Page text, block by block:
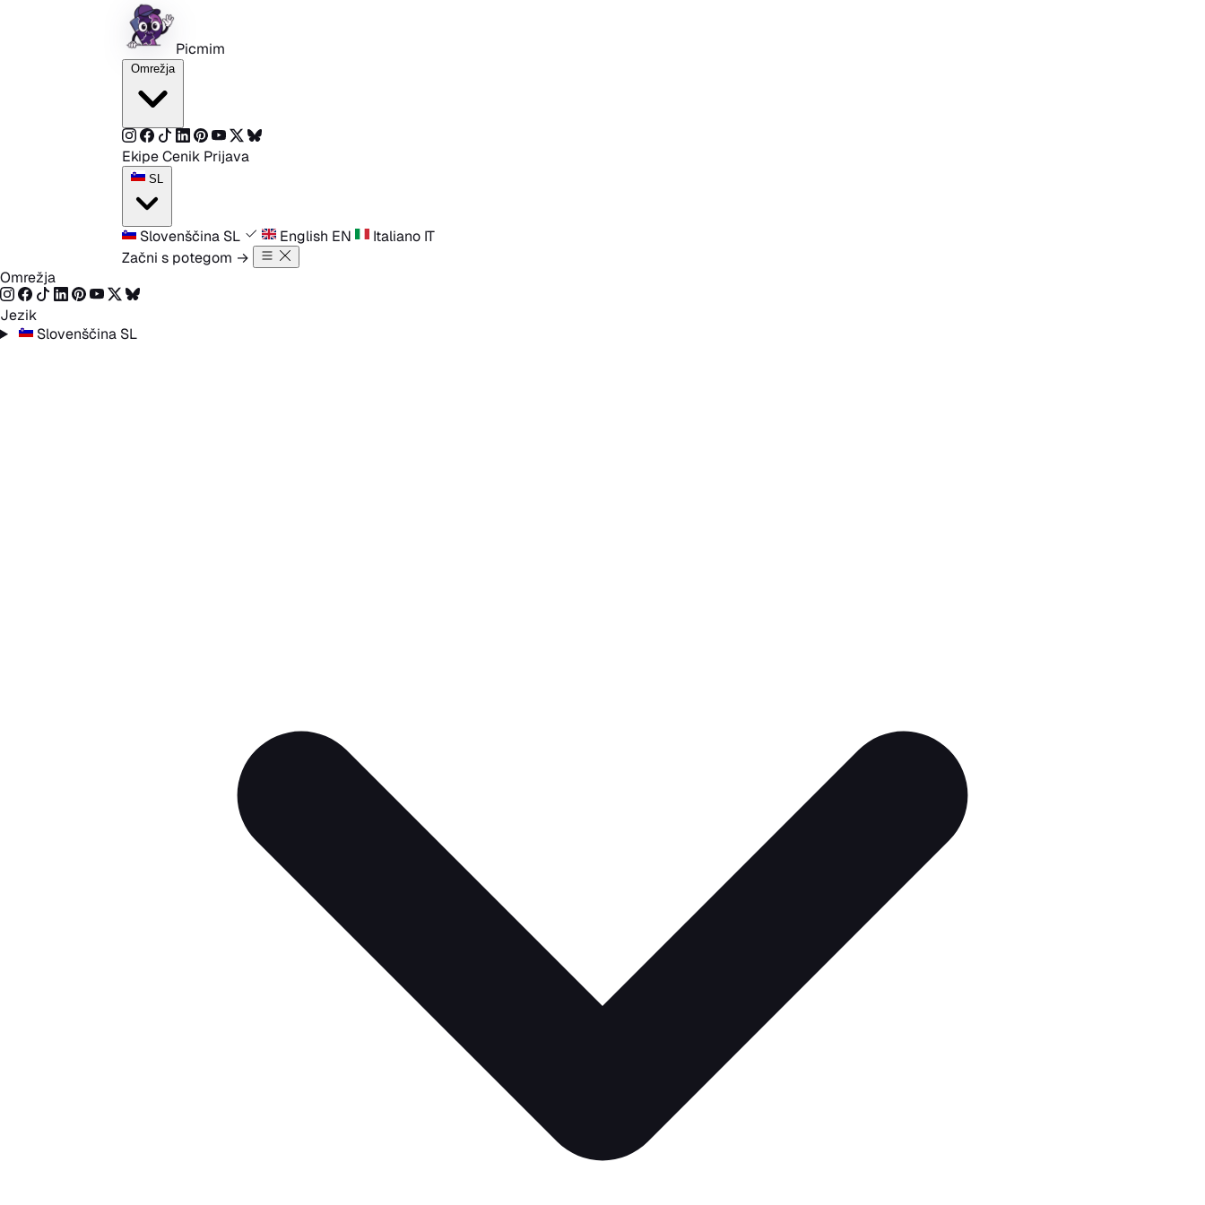
Picmim
Omrežja
EkipeCenik Prijava
SL
Slovenščina SL English EN Italiano IT
Začni s potegom →
Omrežja
Jezik
Slovenščina SL